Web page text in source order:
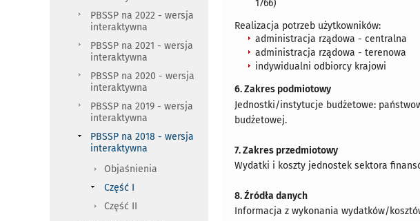
1766)
Realizacja potrzeb użytkowników:
administracja rządowa - centralna
administracja rządowa - terenowa
indywidualni odbiorcy krajowi
6. Zakres podmiotowy
Jednostki/instytucje budżetowe:
budżetowej.
7. Zakres przedmiotowy
Wydatki i koszty jednostek sektora
8. Źródła danych
Informacja z wykonania wydatków/
PBSSP na 2022 - wersja
interaktywna
PBSSP na 2021 - wersja
interaktywna
PBSSP na 2020 - wersja
interaktywna
PBSSP na 2019 - wersja
interaktywna
PBSSP na 2018 - wersja
interaktywna
Objaśnienia
Część I
Część II